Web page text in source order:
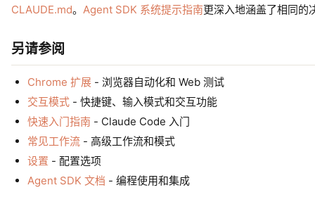
CLAUDE.md。 Agent SDK 系统提示指南更深入地涵盖了相同的
另请参阅
Chrome 扩展- 浏览器自动化和 Web 测试
交互模式- 快捷键、输入模式和交互功能
快速入门指南 - Claude Code 入门
常见工作流- 高级工作流和模式
设置 - 配置选项
Agent SDK 文档 - 编程使用和集成